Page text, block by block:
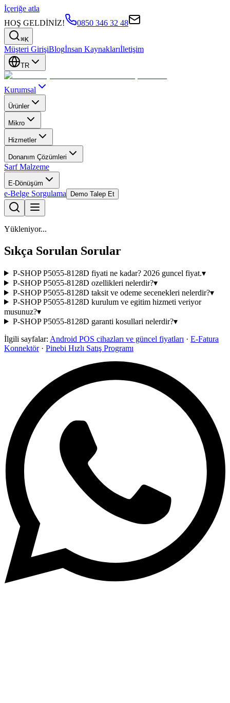
İçeriğe atla
HOŞ GELDİNİZ!
0850 346 32 48
⌘K
Müşteri GirişiBlogİnsan Kaynaklarıİletişim
TR
Kurumsal
Ürünler
Mikro
Hizmetler
Donanım Çözümleri
Sarf Malzeme
E-Dönüşüm
e-Belge Sorgulama Demo Talep Et
Yükleniyor...
Sıkça Sorulan Sorular
P-SHOP P5055-8128D fiyati ne kadar? 2026 guncel fiyat.▾
P-SHOP P5055-8128D ozellikleri nelerdir?▾
P-SHOP P5055-8128D taksit ve odeme secenekleri nelerdir?▾
P-SHOP P5055-8128D kurulum ve egitim hizmeti veriyor
musunuz?▾
P-SHOP P5055-8128D garanti kosullari nelerdir?▾
İlgili sayfalar: Android POS cihazları ve güncel fiyatları · E-Fatura
Konnektör· Pinebi Hızlı Satış Programı